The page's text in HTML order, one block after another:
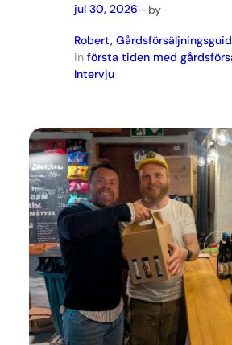
jul 30, 2026—by
Robert,
in första tiden med
Intervju